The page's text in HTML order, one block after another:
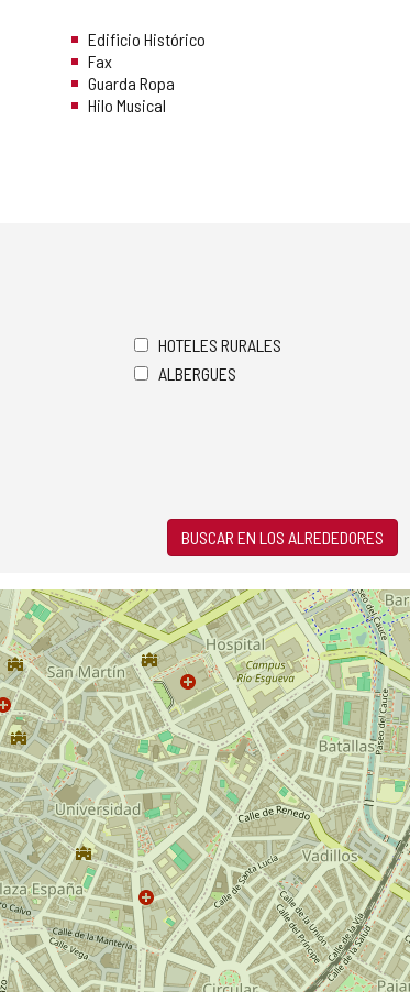
Edificio Histórico
Fax
Guarda Ropa
Hilo Musical
HOTELES RURALES
ALBERGUES
BUSCAR EN LOS ALREDEDORES